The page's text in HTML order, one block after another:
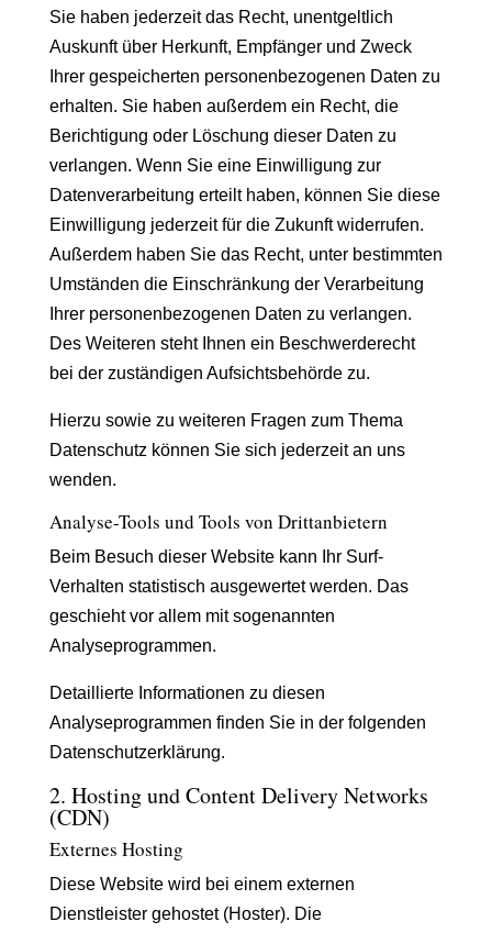
Sie haben jederzeit das Recht, unentgeltlich
Auskunft über Herkunft, Empfänger und Zweck
Ihrer gespeicherten personenbezogenen Daten zu
erhalten. Sie haben außerdem ein Recht, die
Berichtigung oder Löschung dieser Daten zu
verlangen. Wenn Sie eine Einwilligung zur
Datenverarbeitung erteilt haben, können Sie diese
Einwilligung jederzeit für die Zukunft widerrufen.
Außerdem haben Sie das Recht, unter bestimmten
Umständen die Einschränkung der Verarbeitung
Ihrer personenbezogenen Daten zu verlangen.
Des Weiteren steht Ihnen ein Beschwerderecht
bei der zuständigen Aufsichtsbehörde zu.
Hierzu sowie zu weiteren Fragen zum Thema
Datenschutz können Sie sich jederzeit an uns
wenden.
Analyse-Tools und Tools von Dritt­anbietern
Beim Besuch dieser Website kann Ihr Surf-
Verhalten statistisch ausgewertet werden. Das
geschieht vor allem mit sogenannten
Analyseprogrammen.
Detaillierte Informationen zu diesen
Analyseprogrammen finden Sie in der folgenden
Datenschutzerklärung.
2. Hosting und Content Delivery Networks
(CDN)
Externes Hosting
Diese Website wird bei einem externen
Dienstleister gehostet (Hoster). Die